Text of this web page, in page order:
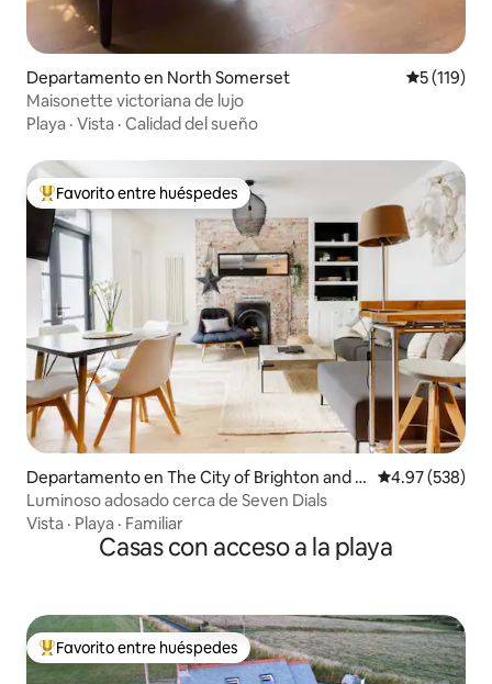
Departamento en North Somerset
5 (119)
Maisonette victoriana de lujo
Playa · Vista · Calidad del sueño
De los mejores en Favorito entre huéspedes
Favorito entre huéspedes
Departamento en The City of Brighton and H
ove
Calificación
4.97 (538)
Luminoso adosado cerca de Seven Dials
Vista · Playa · Familiar
Casas con acceso a la playa
De los mejores en Favorito entre huéspedes
Favorito entre huéspedes